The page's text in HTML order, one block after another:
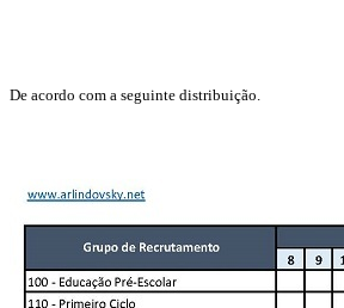
De acordo com a seguinte distribuição.